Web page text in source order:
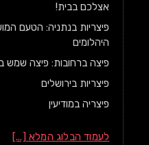
אצלכם בבית!
פיצריות בנתניה: הטעם
היהלומים
פיצה ברחובות: פיצה שמש
פיצריות בירושלים
פיצריה במודיעין
לעמוד הבלוג המלא [...]